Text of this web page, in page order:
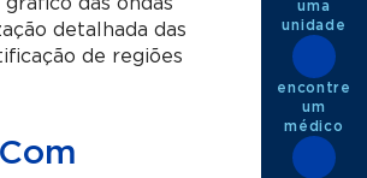
detalhada das
de regiões
uma
unidade
encontre
um
médico